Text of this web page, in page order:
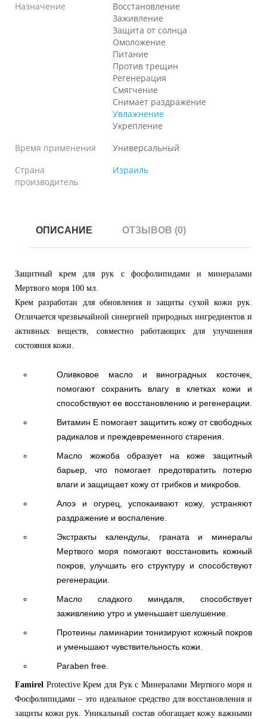
Назначение
Восстановление
Заживление
Защита от солнца
Омоложение
Питание
Против трещин
Регенерация
Смягчение
Снимает раздражение
Увлажнение
Укрепление
Время применения
Универсальный
Страна
производитель
Израиль
ОПИСАНИЕ ОТЗЫВОВ (0)
Защитный крем для рук с фосфолипидами и минералами
Мертвого моря 100 мл.
Крем разработан для обновления и защиты сухой кожи рук.
Отличается чрезвычайной синергией природных ингредиентов и
активных веществ, совместно работающих для улучшения
состояния кожи.
Оливковое масло и виноградных косточек,
помогают сохранить влагу в клетках кожи и
способствуют ее восстановлению и регенерации.
Витамин Е помогает защитить кожу от свободных
радикалов и преждевременного старения.
Масло жожоба образует на коже защитный
барьер, что помогает предотвратить потерю
влаги и защищает кожу от грибков и микробов.
Алоэ и огурец, успокаивают кожу, устраняют
раздражение и воспаление.
Экстракты календулы, граната и минералы
Мертвого моря помогают восстановить кожный
покров, улучшить его структуру и способствуют
регенерации.
Масло сладкого миндаля, способствует
заживлению утро и уменьшает шелушение.
Протеины ламинарии тонизируют кожный покров
и уменьшают чувствительность кожи.
Paraben free.
Famirel Protective Крем для Рук с Минералами Мертвого моря и
Фосфолипидами – это идеальное средство для восстановления и
защиты кожи рук. Уникальный состав обогащает кожу важными